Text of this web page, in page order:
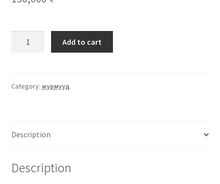
Add to cart
Category: журмууд
Description
Description